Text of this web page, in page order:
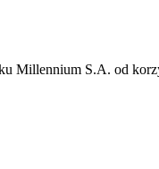
Millennium S.A. od